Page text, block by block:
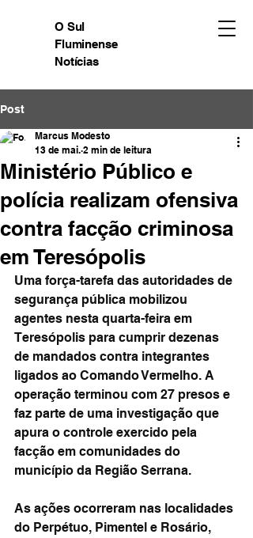
O Sul
Fluminense
Notícias
Post
Ministério Público e
polícia realizam ofensiva
contra facção criminosa
em Teresópolis
Marcus Modesto
13 de mai. 2 min de leitura
Uma força-tarefa das autoridades de
segurança pública mobilizou
agentes nesta quarta-feira em
Teresópolis para cumprir dezenas
de mandados contra integrantes
ligados ao Comando Vermelho. A
operação terminou com 27 presos e
faz parte de uma investigação que
apura o controle exercido pela
facção em comunidades do
município da Região Serrana.
As ações ocorreram nas localidades
do Perpétuo, Pimentel e Rosário,